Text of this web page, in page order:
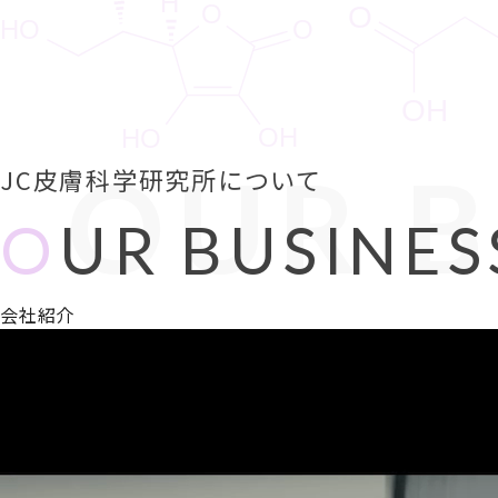
JC皮膚科学研究所について
OUR
O UR
会社紹介